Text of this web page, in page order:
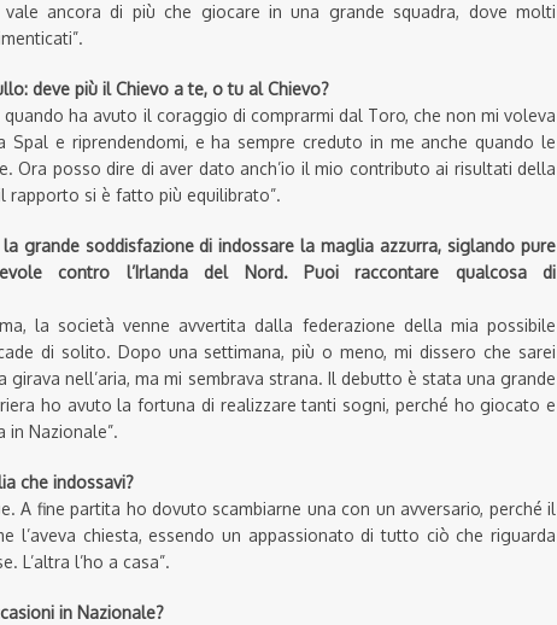
ancora di più che giocare in una grande squadra, dove molti
deve più il Chievo a te, o tu al Chievo?
quando ha avuto il coraggio di comprarmi dal Toro, che non mi voleva
Spal e riprendendomi, e ha sempre creduto in me anche quando le
Ora posso dire di aver dato anch’io il mio contributo ai risultati della
rapporto si è fatto più equilibrato”.
la grande soddisfazione di indossare la maglia azzurra, siglando pure
contro l’Irlanda del Nord. Puoi raccontare qualcosa di
la società venne avvertita dalla federazione della mia possibile
di solito. Dopo una settimana, più o meno, mi dissero che sarei
girava nell’aria, ma mi sembrava strana. Il debutto è stata una grande
ho avuto la fortuna di realizzare tanti sogni, perché ho giocato e
in Nazionale”.
che indossavi?
A fine partita ho dovuto scambiarne una con un avversario, perché il
l’aveva chiesta, essendo un appassionato di tutto ciò che riguarda
L’altra l’ho a casa”.
in Nazionale?